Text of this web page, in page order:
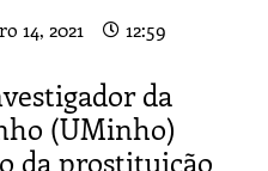
14, 2021 12:59
da
(UMinho)
da prostituição